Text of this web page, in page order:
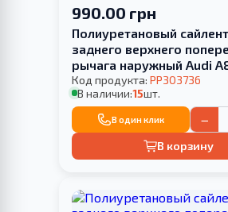
990.00 грн
Полиуретановый
заднего верхнего
рычага наружный Audi
2009
Код продукта: PP303736
В наличии:15шт.
В один клик −
В корзину